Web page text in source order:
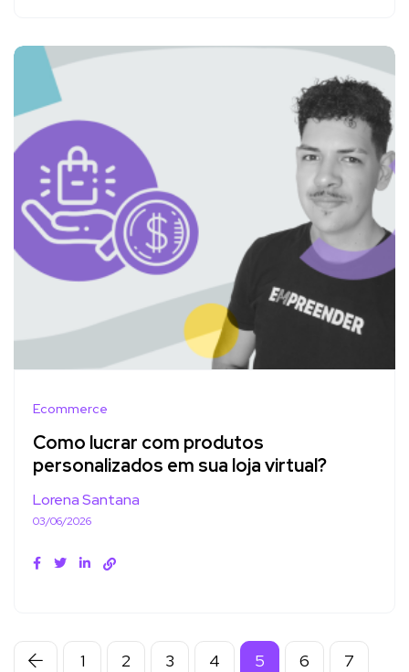
Ecommerce
Como lucrar com produtos
personalizados em sua loja virtual?
Lorena Santana
03/06/2026
1 2 3 4 5 6 7